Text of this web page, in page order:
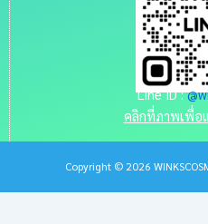
Line ID :
คลิกที่ภาพเพื่อ
Copyright © 2026